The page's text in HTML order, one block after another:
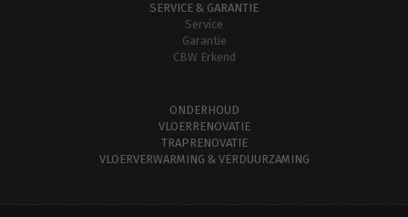
SERVICE & GARANTIE
Service
Garantie
CBW Erkend
ONDERHOUD
VLOERRENOVATIE
TRAPRENOVATIE
VLOERVERWARMING & VERDUURZAMING